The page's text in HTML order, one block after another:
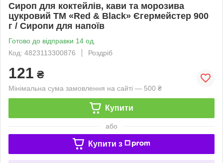
Сироп для коктейлів, кави та морозива
цукровий ТМ «Red & Black» Єгермейстер 900
г / Сиропи для напоїв
Готово до відправки 14 од.
Код: 4823113300876
Роздріб
121 ₴
Мінімальна сума замовлення на сайті — 500 ₴
Купити
або
Купити з